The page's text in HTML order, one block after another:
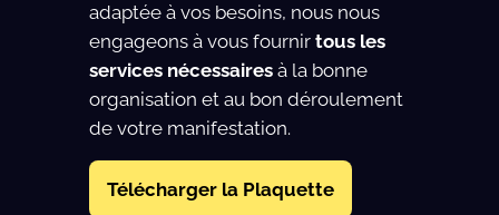
adaptée à vos besoins, nous nous
engageons à vous fournir tous les
services nécessairesà la bonne
organisation et au bon déroulement
de votre manifestation.
Télécharger la Plaquette